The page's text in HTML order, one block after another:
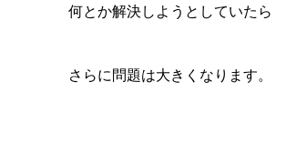
何とか解決しようとしていたら
さらに問題は大きくなります。